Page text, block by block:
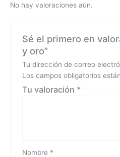
No hay valoraciones aún.
Sé el primero en
y oro”
Tu dirección de correo
Los campos obligatorios
Tu valoración *
Nombre *